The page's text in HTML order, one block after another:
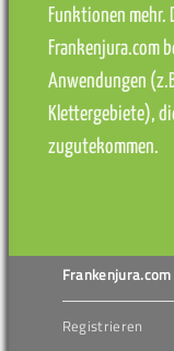
Funktionen
Frankenjura.com
Anwendungen
Klettergebiete),
zugutekommen.
Frankenjura.com
Registrieren